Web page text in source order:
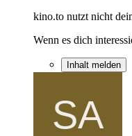
kino.to nutzt nicht
Wenn es dich
Inhalt melden